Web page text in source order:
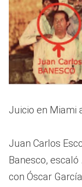
Juicio en Miami
Juan Carlos
Banesco,
con Óscar